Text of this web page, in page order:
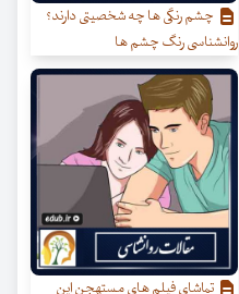
چشم رنگی ها چه شخصیتی دارند؟
روانشناسی رنگ چشم ها
تماشای فیلم های مستهجن این